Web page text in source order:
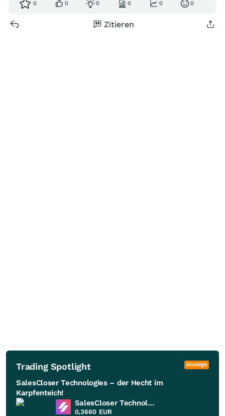
0 0 0 0 0 0
Zitieren
Trading Spotlight Anzeige
SalesCloser Technologies – der Hecht im
Karpfenteich!
SalesCloser Technologies
0,3660 EUR